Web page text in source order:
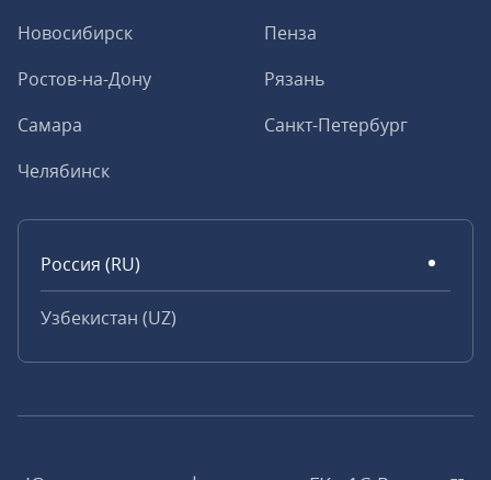
Новосибирск
Пенза
Ростов-на-Дону
Рязань
Самара
Санкт-Петербург
Челябинск
Россия (RU)
Узбекистан (UZ)